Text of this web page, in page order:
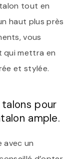
tout en
haut plus près
vous
qui mettra en
et stylée.
pour
ample.
avec un